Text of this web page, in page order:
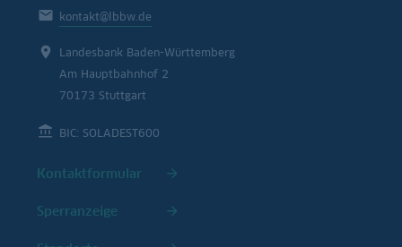
kontakt@lbbw.de
Landesbank Baden-Württemberg
Am Hauptbahnhof 2
70173 Stuttgart
BIC: SOLADEST600
Kontaktformular
Sperranzeige